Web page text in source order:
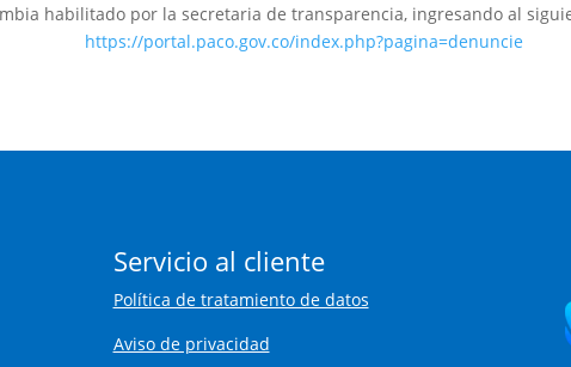
habilitado por la secretaria de transparencia, ingresando al
https://portal.paco.gov.co/index.php?pagina=denuncie
Servicio al cliente
Política de tratamiento de datos
Aviso de privacidad